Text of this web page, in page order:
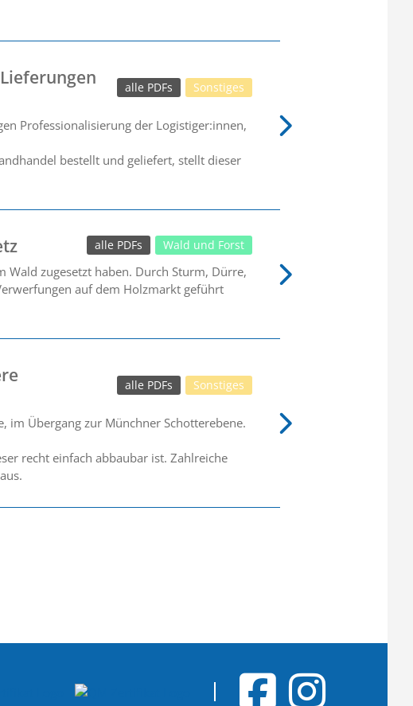
Sonstiges
alle PDFs
Professionalisierung der Logistiger:innen,
bestellt und geliefert, stellt dieser
Wald und Forst
alle PDFs
Wald zugesetzt haben. Durch Sturm, Dürre,
auf dem Holzmarkt geführt
Sonstiges
alle PDFs
im Übergang zur Münchner Schotterebene.
recht einfach abbaubar ist. Zahlreiche